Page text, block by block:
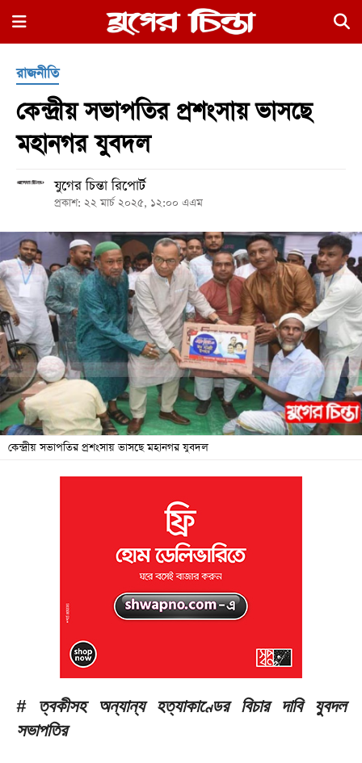
×
রাজনীতি
নগর
জুড়ে
নগরের
বাইরে
আদালতপাড়া
জনদুর্ভোগ
বিশেষ
সংবাদ
রাজনীতি
কেন্দ্রীয় সভাপতির প্রশংসায় ভাসছে
মহানগর যুবদল
যুগের চিন্তা রিপোর্ট
প্রকাশ: ২২ মার্চ ২০২৫, ১২:০০ এএম
কেন্দ্রীয় সভাপতির প্রশংসায় ভাসছে মহানগর যুবদল
# ত্বকীসহ অন্যান্য হত্যাকাণ্ডের বিচার দাবি যুবদল
সভাপতির